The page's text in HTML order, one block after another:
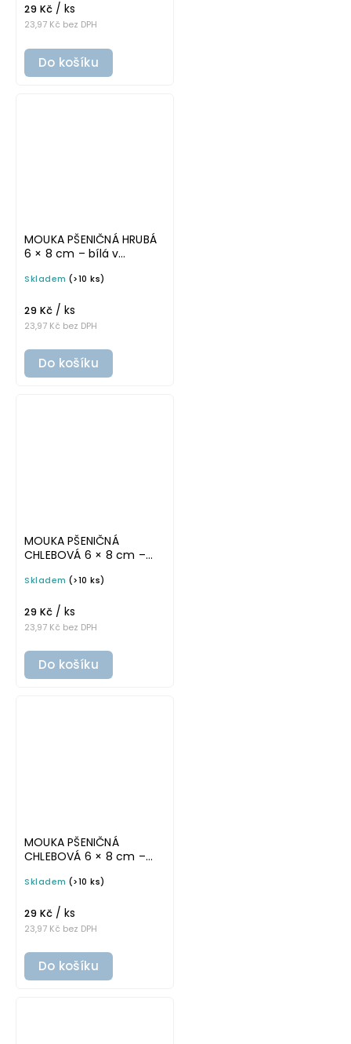
23,97 Kč bez DPH
29 Kč / ks
Do košíku
MOUKA PŠENIČNÁ HRUBÁ
6 × 8 cm – bílá v
omyvatelná samolepka
Skladem (>10 ks)
23,97 Kč bez DPH
29 Kč / ks
Do košíku
MOUKA PŠENIČNÁ
CHLEBOVÁ 6 × 8 cm –
omyvatelná samolepka
Skladem (>10 ks)
23,97 Kč bez DPH
29 Kč / ks
Do košíku
MOUKA PŠENIČNÁ
CHLEBOVÁ 6 × 8 cm –
omyvatelná samolepka
Skladem (>10 ks)
23,97 Kč bez DPH
29 Kč / ks
Do košíku